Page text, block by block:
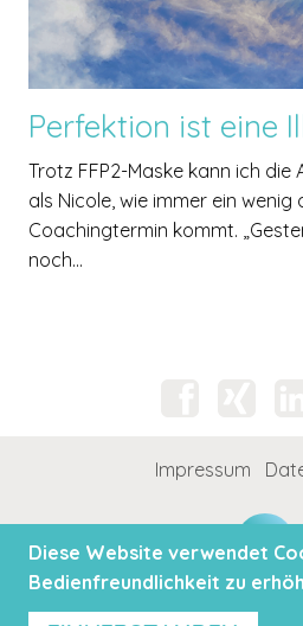
Diese Website verwendet
Bedienfreundlichkeit zu
Perfektion ist eine
Trotz FFP2-Maske kann ich die
als Nicole, wie immer ein wenig
Coachingtermin kommt.
noch...
Impressum